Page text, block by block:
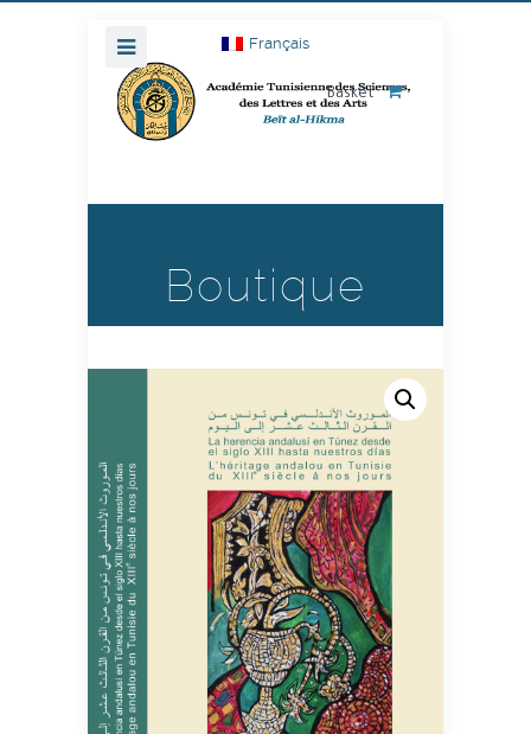
Français
Basket
Boutique